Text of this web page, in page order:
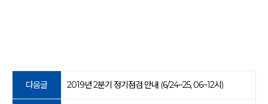
다음글 2019년 2분기 정기점검 안내 (6/24~25, 06~12시)